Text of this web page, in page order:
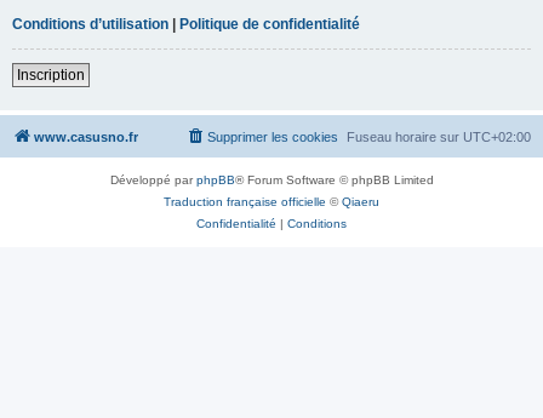
Conditions d’utilisation | Politique de confidentialité
Inscription
www.casusno.fr Fuseau horaire sur UTC+02:00
Supprimer les cookies
Développé parphpBB® Forum Software © phpBB Limited
Traduction française officielle ©Qiaeru
Confidentialité | Conditions